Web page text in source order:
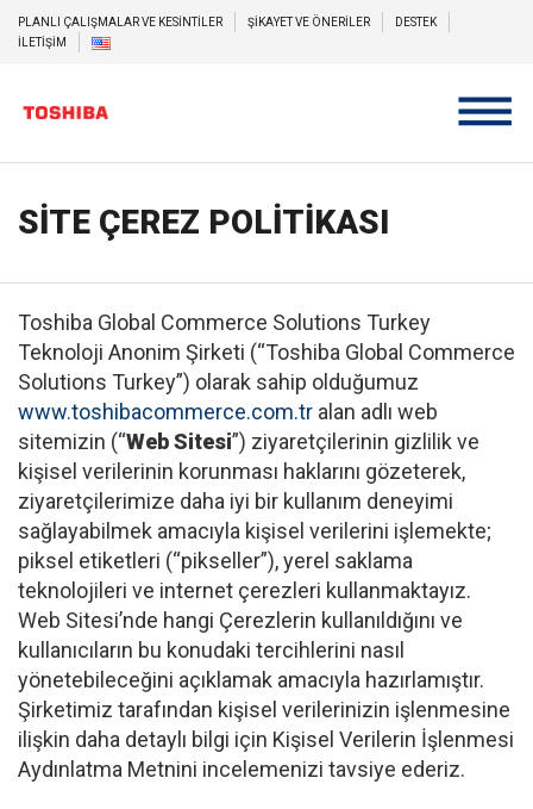
PLANLI ÇALIŞMALAR VE KESİNTİLER ŞİKAYET VE ÖNERİLER
DESTEK
İLETİŞİM
SİTE ÇEREZ POLİTİKASI
Toshiba Global Commerce Solutions Turkey
Teknoloji Anonim Şirketi (“Toshiba Global Commerce
Solutions Turkey”) olarak sahip olduğumuz
www.toshibacommerce.com.tr alan adlı web
sitemizin (“Web Sitesi”) ziyaretçilerinin gizlilik ve
kişisel verilerinin korunması haklarını gözeterek,
ziyaretçilerimize daha iyi bir kullanım deneyimi
sağlayabilmek amacıyla kişisel verilerini işlemekte;
piksel etiketleri (“pikseller”), yerel saklama
teknolojileri ve internet çerezleri kullanmaktayız.
Web Sitesi’nde hangi Çerezlerin kullanıldığını ve
kullanıcıların bu konudaki tercihlerini nasıl
yönetebileceğini açıklamak amacıyla hazırlamıştır.
Şirketimiz tarafından kişisel verilerinizin işlenmesine
ilişkin daha detaylı bilgi için Kişisel Verilerin İşlenmesi
Aydınlatma Metnini incelemenizi tavsiye ederiz.